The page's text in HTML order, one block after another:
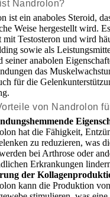
Nandrolon?
ist ein anaboles Steroid,
Weise hergestellt wird.
mit Testosteron und wird
sowie als
seiner anabolen
das
für die
von Nandrolon
hat die Fähigkeit,
zu reduzieren, was
bei Arthrose oder
Erkrankungen
der
kann die Produktion